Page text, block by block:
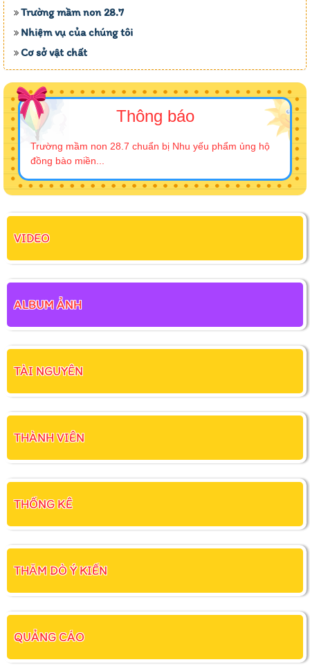
Trường mầm non 28.7
Nhiệm vụ của chúng tôi
Cơ sở vật chất
Thông báo
Trường mầm non 28.7 chuẩn bị Nhu yếu phẩm ủng hộ
đồng bào miền...
VIDEO
ALBUM ẢNH
TÀI NGUYÊN
THÀNH VIÊN
THỐNG KÊ
THĂM DÒ Ý KIẾN
QUẢNG CÁO